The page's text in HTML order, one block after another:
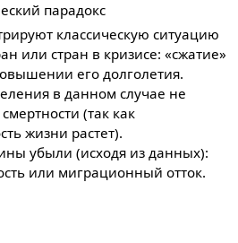
парадокс
классическую ситуацию
или стран в кризисе: «сжатие»
его долголетия.
в данном случае не
(так как
жизни растет).
убыли (исходя из данных):
или миграционный отток.